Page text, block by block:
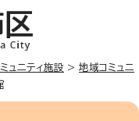
ュニティ施設 > 地域コミュニ